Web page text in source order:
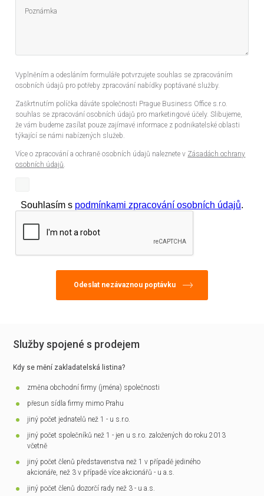
Vyplněním a odesláním formuláře potvrzujete souhlas se zpracováním
osobních údajů pro potřeby zpracování nabídky poptávané služby.
Zaškrtnutím políčka dáváte společnosti Prague Business Office s.r.o.
souhlas se zpracování osobních údajů pro marketingové účely. Slibujeme,
že vám budeme zasílat pouze zajímavé informace z podnikatelské oblasti
týkající se námi nabízených služeb.
Více o zpracování a ochraně osobních údajů naleznete v Zásadách ochrany
osobních údajů.
Souhlasím s podmínkami zpracování osobních údajů.
Služby spojené s prodejem
Kdy se mění zakladatelská listina?
změna obchodní firmy (jména) společnosti
přesun sídla firmy mimo Prahu
jiný počet jednatelů než 1 - u s.r.o.
jiný počet společníků než 1 - jen u s.r.o. založených do roku 2013
včetně
jiný počet členů představenstva než 1 v případě jediného
akcionáře, než 3 v případě více akcionářů - u a.s.
jiný počet členů dozorčí rady než 3 - u a.s.